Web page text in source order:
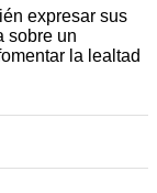
expresar sus
sobre un
la lealtad